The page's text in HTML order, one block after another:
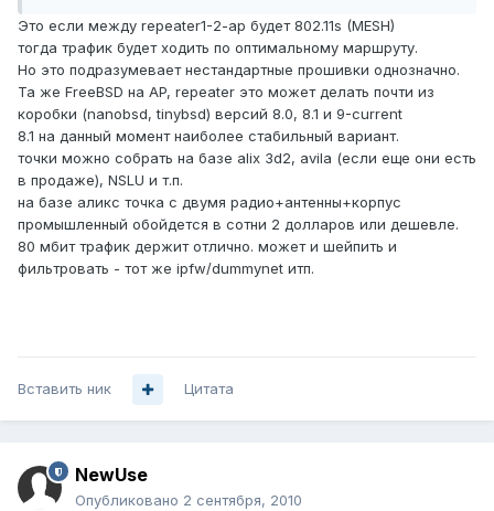
Это если между repeater1-2-ap будет 802.11s (MESH)
тогда трафик будет ходить по оптимальному маршруту.
Но это подразумевает нестандартные прошивки однозначно.
Та же FreeBSD на AP, repeater это может делать почти из
коробки (nanobsd, tinybsd) версий 8.0, 8.1 и 9-current
8.1 на данный момент наиболее стабильный вариант.
точки можно собрать на базе alix 3d2, avila (если еще они есть
в продаже), NSLU и т.п.
на базе аликс точка с двумя радио+антенны+корпус
промышленный обойдется в сотни 2 долларов или дешевле.
80 мбит трафик держит отлично. может и шейпить и
фильтровать - тот же ipfw/dummynet итп.
Вставить ник Цитата
NewUse
Опубликовано 2 сентября, 2010